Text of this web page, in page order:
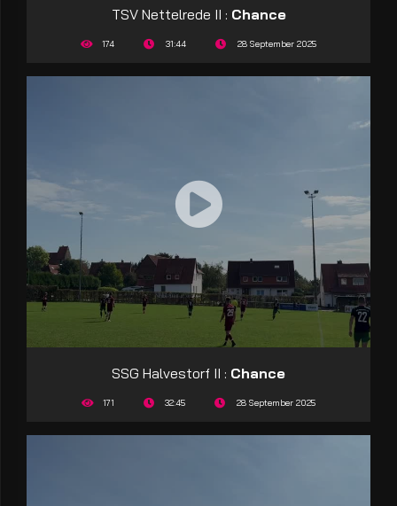
TSV Nettelrede II : Chance
174 31:44 28 September 2025
SSG Halvestorf II : Chance
171 32:45 28 September 2025